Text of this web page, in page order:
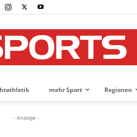
mehr Sport Regionen
- Anzeige -